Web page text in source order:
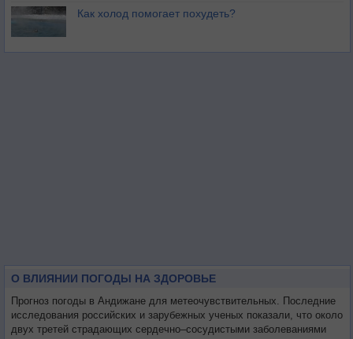
Как холод помогает похудеть?
О ВЛИЯНИИ ПОГОДЫ НА ЗДОРОВЬЕ
Прогноз погоды в Андижане для метеочувствительных. Последние
исследования российских и зарубежных ученых показали, что около
двух третей страдающих сердечно–сосудистыми заболеваниями